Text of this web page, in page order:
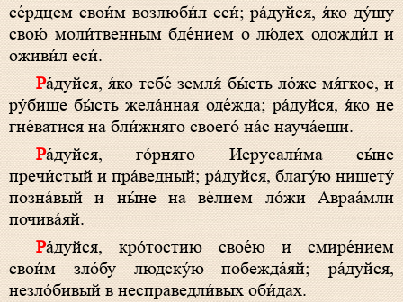
се́рдцем свои́м возлюби́л еси́; ра́дуйся, я́ко ду́шу
свою́ моли́твенным бде́нием о лю́дех одожди́л и
оживи́л еси́.
Ра́дуйся, я́ко тебе́ земля́ бы́сть ло́же мя́гкое, и
ру́бище бы́сть жела́нная оде́жда; ра́дуйся, я́ко не
гне́ватися на бли́жняго своего́ на́с науча́еши.
Ра́дуйся, го́рняго Иерусали́ма сы́не
пречи́стый и пра́ведный; ра́дуйся, благу́ю нищету́
позна́вый и ны́не на ве́лием ло́жи Авраа́мли
почива́яй.
Ра́дуйся, кро́тостию свое́ю и смире́нием
свои́м зло́бу людску́ю побежда́яй; ра́дуйся,
незло́бивый в несправедли́вых оби́дах.